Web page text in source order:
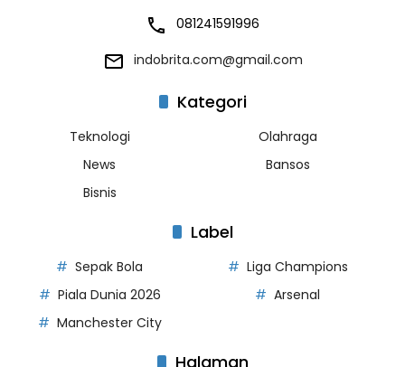
081241591996
indobrita.com@gmail.com
Kategori
Teknologi
Olahraga
News
Bansos
Bisnis
Label
Sepak Bola
Liga Champions
Piala Dunia 2026
Arsenal
Manchester City
Halaman